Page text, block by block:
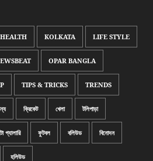
HEALTH KOLKATA LIFE STYLE
OPAR BANGLA
TIPS & TRICKS TRENDS
ক্রিকেট খেলা টলিপাড়া
গ্যালারি ফুটবল বলিউড বিনোদন
হলিউড